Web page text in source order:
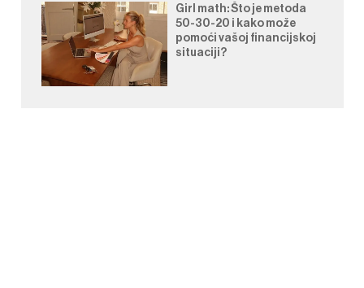
Girl math: Što je metoda
50-30-20 i kako može
pomoći vašoj financijskoj
situaciji?